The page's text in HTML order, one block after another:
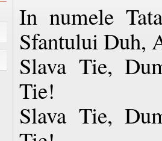
In numele
Sfantului Duh,
Slava Tie,
Tie!
Slava Tie,